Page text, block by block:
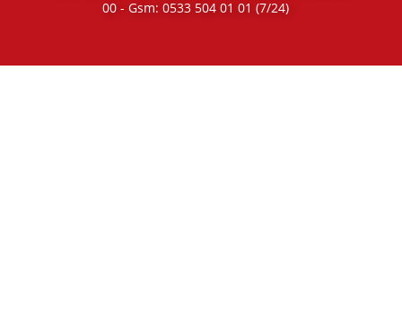
00 - Gsm: 0533 504 01 01 (7/24)